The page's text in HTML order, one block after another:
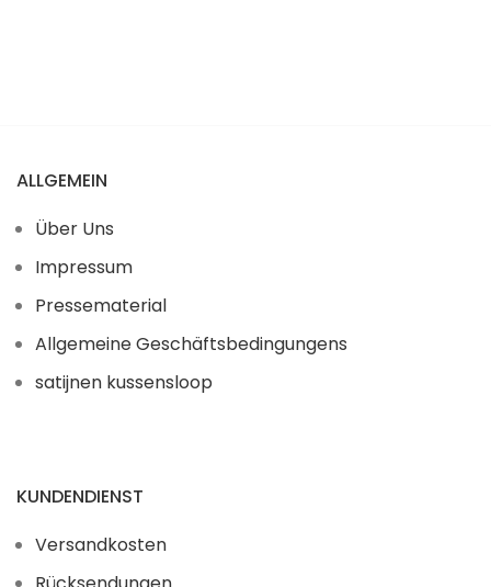
ALLGEMEIN
Über Uns
Impressum
Pressematerial
Allgemeine Geschäftsbedingungens
satijnen kussensloop
KUNDENDIENST
Versandkosten